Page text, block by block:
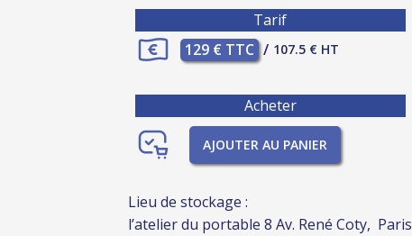
Tarif
129 € TTC / 107.5 € HT
Acheter
AJOUTER AU PANIER
Lieu de stockage :
l’atelier du portable 8 Av. René Coty, Paris